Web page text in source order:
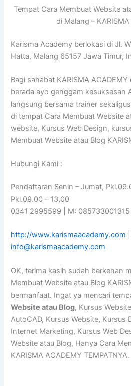
Tempat Cara Membuat Website
di Malang –
Karisma Academy berlokasi di Jl.
Hatta, Malang 65157 Jawa Timur,
Bagi sahabat KARISMA
berada ayo genggam kesuksesan
langsung bersama trainer
di tempat Cara Membuat Website
website, Kursus Web Design,
Membuat Website atau Blog
Hubungi Kami :
Pendaftaran Senin – Jumat,
Pkl.09.00 – 13.00
0341 2995599 | M:
http://www.karismaacademy.com
info@karismaacademy.com
OK, terima kasih sudah berkenan
Membuat Website atau Blog
bermanfaat. Ingat ya mencari
Website atau Blog, Kursus
AutoCAD, Kursus Website, Kursus
Internet Marketing, Kursus Web
Website atau Blog, Hanya Cara
KARISMA ACADEMY TEMPATNYA.